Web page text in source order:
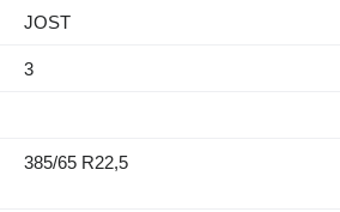
JOST
3
385/65 R22,5